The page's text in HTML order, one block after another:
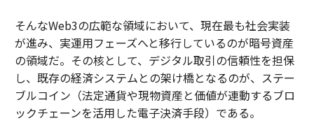
そんなWeb3の広範な領域において、現在最も社会実装
が進み、実運用フェーズへと移行しているのが暗号資産
の領域だ。その核として、デジタル取引の信頼性を担保
し、既存の経済システムとの架け橋となるのが、ステー
ブルコイン（法定通貨や現物資産と価値が連動するブロ
ックチェーンを活用した電子決済手段）である。